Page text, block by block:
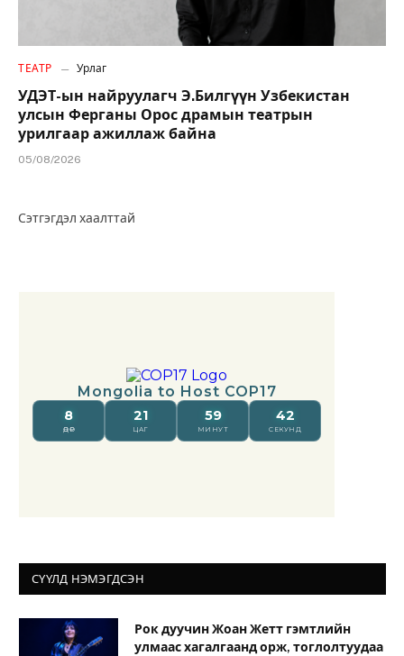
ТЕАТР Урлаг
УДЭТ-ын найруулагч Э.Билгүүн Узбекистан
улсын Ферганы Орос драмын театрын
урилгаар ажиллаж байна
05/08/2026
Сэтгэгдэл хаалттай
СҮҮЛД НЭМЭГДСЭН
Рок дуучин Жоан Жетт гэмтлийн
улмаас хагалгаанд орж, тоглолтуудаа